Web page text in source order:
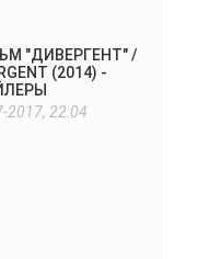
"ДИВЕРГЕНТ" /
(2014) -
2017, 22:04